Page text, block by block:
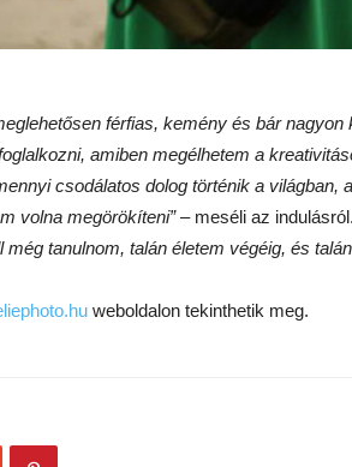
férfias, kemény és bár
amiben megélhetem a
csodálatos dolog történik a
volna megörökíteni”– meséli az
még tanulnom, talán életem végéig, és
weboldalon tekinthetik meg.